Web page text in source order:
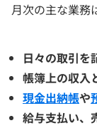
月次の主な業務
日々の取引を
帳簿上の収入
現金出納帳や
給与支払い、